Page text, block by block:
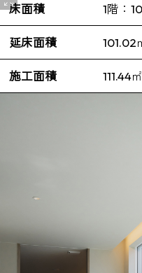
床面積 1階：
延床面積 101.02
施工面積 111.44